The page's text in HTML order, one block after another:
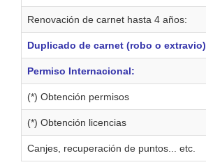
Renovación de carnet hasta 4 años:
Duplicado de carnet (robo o extravio)
Permiso Internacional:
(*) Obtención permisos
(*) Obtención licencias
Canjes, recuperación de puntos... etc.